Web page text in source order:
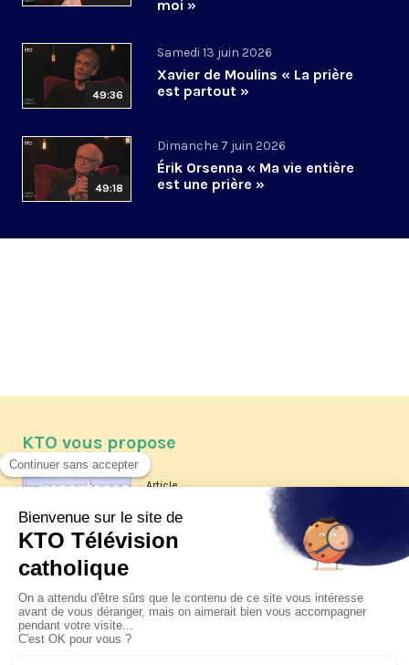
moi »
49:36
Samedi 13 juin 2026
Xavier de Moulins « La prière
est partout »
49:18
Dimanche 7 juin 2026
Érik Orsenna « Ma vie entière
est une prière »
KTO vous propose
Article
Les reportages d'été 2026 de KTO
La visite pastorale du pape Léon
XIV à Assise à suivre sur KTO le
jeudi 6 août